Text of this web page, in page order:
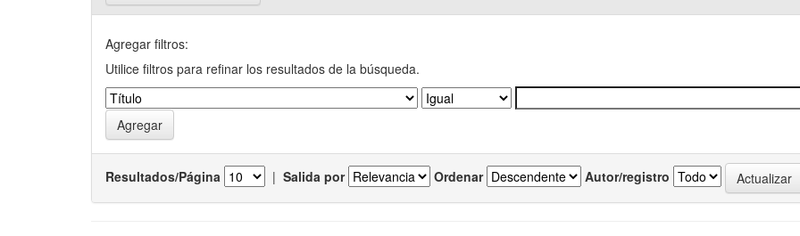
Agregar filtros:
Utilice filtros para refinar los resultados de la búsqueda.
Resultados/Página | Salida por Ordenar Autor/registro